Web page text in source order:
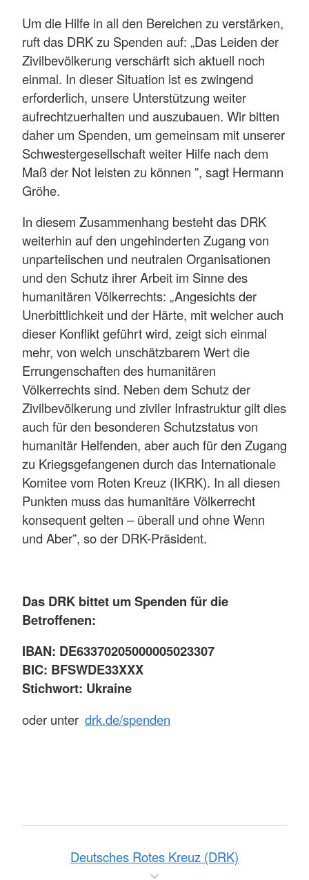
Um die Hilfe in all den Bereichen zu verstärken,
ruft das DRK zu Spenden auf: „Das Leiden der
Zivilbevölkerung verschärft sich aktuell noch
einmal. In dieser Situation ist es zwingend
erforderlich, unsere Unterstützung weiter
aufrechtzuerhalten und auszubauen. Wir bitten
daher um Spenden, um gemeinsam mit unserer
Schwestergesellschaft weiter Hilfe nach dem
Maß der Not leisten zu können ”, sagt Hermann
Gröhe.
In diesem Zusammenhang besteht das DRK
weiterhin auf den ungehinderten Zugang von
unparteiischen und neutralen Organisationen
und den Schutz ihrer Arbeit im Sinne des
humanitären Völkerrechts: „Angesichts der
Unerbittlichkeit und der Härte, mit welcher auch
dieser Konflikt geführt wird, zeigt sich einmal
mehr, von welch unschätzbarem Wert die
Errungenschaften des humanitären
Völkerrechts sind. Neben dem Schutz der
Zivilbevölkerung und ziviler Infrastruktur gilt dies
auch für den besonderen Schutzstatus von
humanitär Helfenden, aber auch für den Zugang
zu Kriegsgefangenen durch das Internationale
Komitee vom Roten Kreuz (IKRK). In all diesen
Punkten muss das humanitäre Völkerrecht
konsequent gelten – überall und ohne Wenn
und Aber”, so der DRK-Präsident.
Das DRK bittet um Spenden für die
Betroffenen:
IBAN: DE63370205000005023307
BIC: BFSWDE33XXX
Stichwort: Ukraine
oder unter drk.de/spenden
Deutsches Rotes Kreuz (DRK)